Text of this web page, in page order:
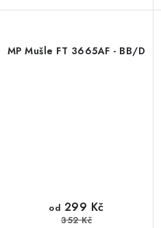
MP Mušle FT 3665AF - BB/D
od 299 Kč
352 Kč